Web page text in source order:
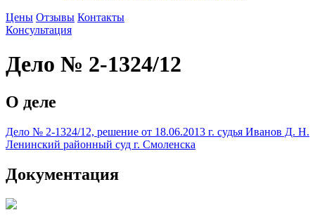
Цены Отзывы Контакты
Консультация
Дело № 2-1324/12
О деле
Дело № 2-1324/12, решение от 18.06.2013 г. судья Иванов Д. Н.
Ленинский районный суд г. Смоленска
Документация